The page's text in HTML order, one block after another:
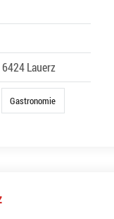
Lauerz
Gastronomie